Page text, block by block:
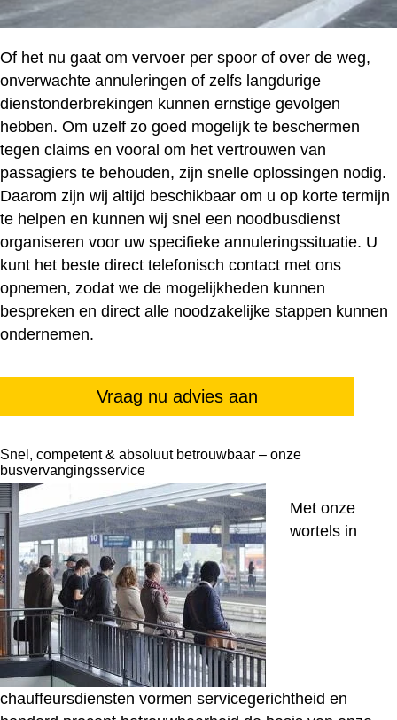
Of het nu gaat om vervoer per spoor of over de weg,
onverwachte annuleringen of zelfs langdurige
dienstonderbrekingen kunnen ernstige gevolgen
hebben. Om uzelf zo goed mogelijk te beschermen
tegen claims en vooral om het vertrouwen van
passagiers te behouden, zijn snelle oplossingen nodig.
Daarom zijn wij altijd beschikbaar om u op korte termijn
te helpen en kunnen wij snel een noodbusdienst
organiseren voor uw specifieke annuleringssituatie. U
kunt het beste direct telefonisch contact met ons
opnemen, zodat we de mogelijkheden kunnen
bespreken en direct alle noodzakelijke stappen kunnen
ondernemen.
Vraag nu advies aan
Snel, competent & absoluut betrouwbaar – onze
busvervangingsservice
Met onze
wortels in
chauffeursdiensten vormen servicegerichtheid en